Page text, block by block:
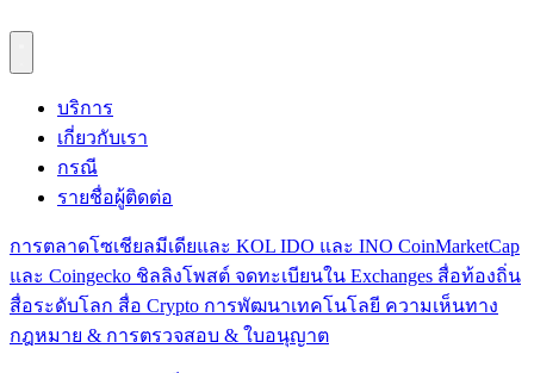
บริการ
เกี่ยวกับเรา
กรณี
รายชื่อผู้ติดต่อ
การตลาดโซเชียลมีเดียและ KOL IDO และ INO CoinMarketCap
และ Coingecko ชิลลิงโพสต์ จดทะเบียนใน Exchanges สื่อท้องถิ่น
สื่อระดับโลก สื่อ Crypto การพัฒนาเทคโนโลยี ความเห็นทาง
กฎหมาย & การตรวจสอบ & ใบอนุญาต